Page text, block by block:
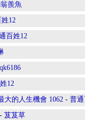
羨魚
12
百姓12
12
大的人生機會 1062 - 普
- 芨芨草